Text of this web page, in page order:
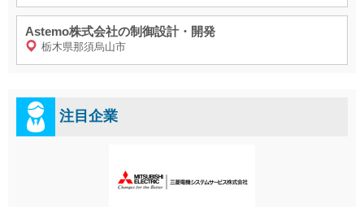
Astemo株式会社の制御設計・開発
栃木県那須烏山市
注目企業